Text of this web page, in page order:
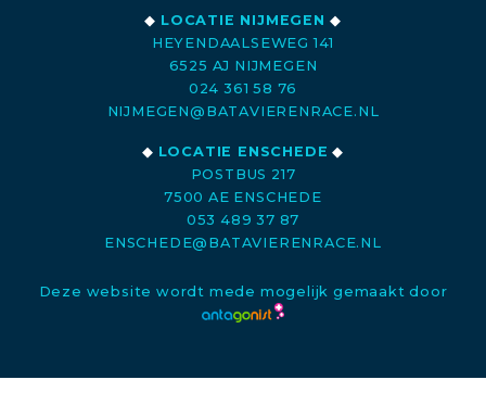
◆ LOCATIE NIJMEGEN ◆
HEYENDAALSEWEG 141
6525 AJ NIJMEGEN
024 361 58 76
NIJMEGEN@BATAVIERENRACE.NL
◆ LOCATIE ENSCHEDE ◆
POSTBUS 217
7500 AE ENSCHEDE
053 489 37 87
ENSCHEDE@BATAVIERENRACE.NL
Deze website wordt mede mogelijk gemaakt door